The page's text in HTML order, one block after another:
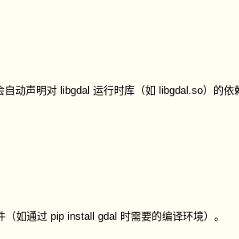
自动声明对 libgdal 运行时库（如 libgdal.so）的依
（如通过 pip install gdal 时需要的编译环境）。